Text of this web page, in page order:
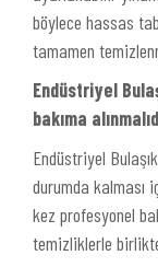
böylece hassas
tamamen
Endüstriyel
bakıma
Endüstriyel
durumda kalması
kez profesyonel
temizliklerle